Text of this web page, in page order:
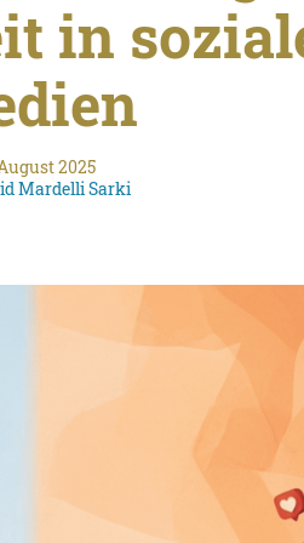
in
2025
Mardelli Sarki